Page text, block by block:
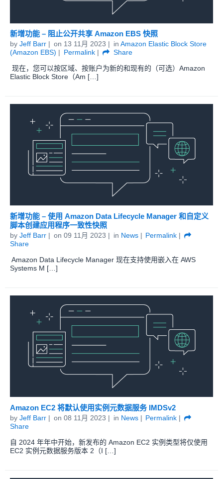
新增功能 – 阻止公开共享 Amazon EBS 快照
by Jeff Barr on 13 11月 2023 in Amazon Elastic Block Store
(Amazon EBS)
Permalink
Share
现在，您可以按区域、按账户为新的和现有的（可选）Amazon
Elastic Block Store（Am […]
新增功能 – 使用 Amazon Data Lifecycle Manager 和自定义
脚本创建应用程序一致性快照
by Jeff Barr on 09 11月 2023 in News
Permalink
Share
Amazon Data Lifecycle Manager 现在支持使用嵌入在 AWS
Systems M […]
Amazon EC2 将默认使用实例元数据服务 IMDSv2
by Jeff Barr on 08 11月 2023 in News
Permalink
Share
自 2024 年年中开始，新发布的 Amazon EC2 实例类型将仅使用
EC2 实例元数据服务版本 2（I […]